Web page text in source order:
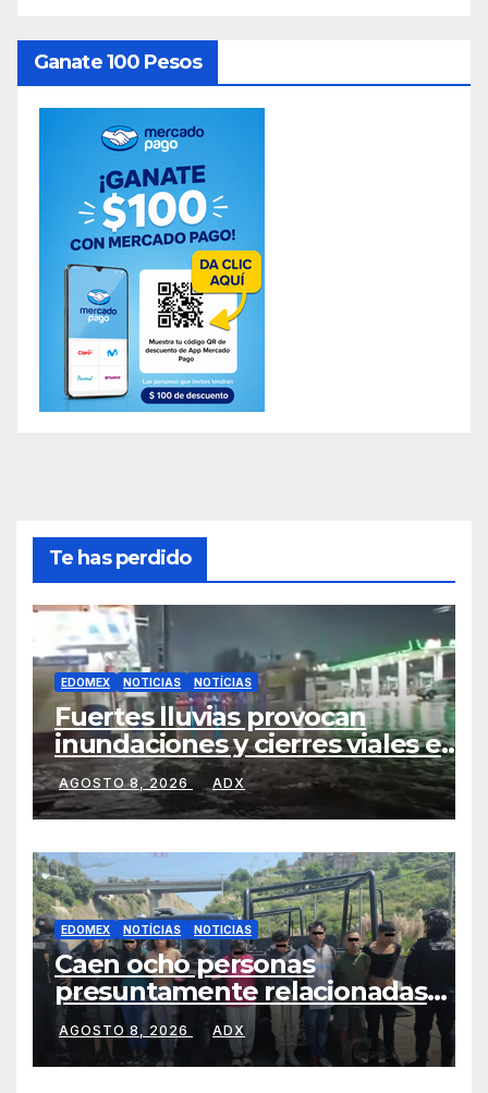
Ganate 100 Pesos
Te has perdido
EDOMEX NOTICIAS NOTÍCIAS
Fuertes lluvias provocan
inundaciones y cierres viales en
San Mateo Atenco
AGOSTO 8, 2026 ADX
EDOMEX NOTÍCIAS NOTICIAS
Caen ocho personas
presuntamente relacionadas
con homicidio de una mujer en
Naucalpan
AGOSTO 8, 2026 ADX